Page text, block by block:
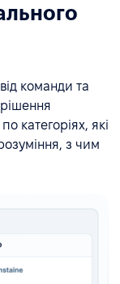
команди та
категоріях, які
з чим